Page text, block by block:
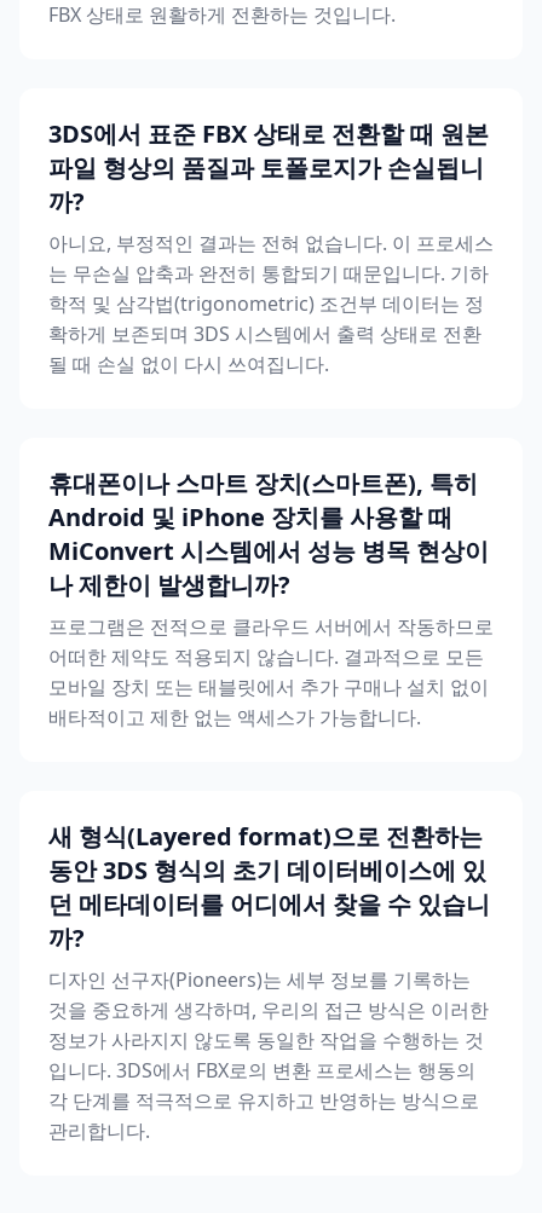
FBX 상태로 원활하게 전환하는 것입니다.
3DS에서 표준 FBX 상태로 전환할 때 원본
파일 형상의 품질과 토폴로지가 손실됩니
까?
아니요, 부정적인 결과는 전혀 없습니다. 이 프로세스
는 무손실 압축과 완전히 통합되기 때문입니다. 기하
학적 및 삼각법(trigonometric) 조건부 데이터는 정
확하게 보존되며 3DS 시스템에서 출력 상태로 전환
될 때 손실 없이 다시 쓰여집니다.
휴대폰이나 스마트 장치(스마트폰), 특히
Android 및 iPhone 장치를 사용할 때
MiConvert 시스템에서 성능 병목 현상이
나 제한이 발생합니까?
프로그램은 전적으로 클라우드 서버에서 작동하므로
어떠한 제약도 적용되지 않습니다. 결과적으로 모든
모바일 장치 또는 태블릿에서 추가 구매나 설치 없이
배타적이고 제한 없는 액세스가 가능합니다.
새 형식(Layered format)으로 전환하는
동안 3DS 형식의 초기 데이터베이스에 있
던 메타데이터를 어디에서 찾을 수 있습니
까?
디자인 선구자(Pioneers)는 세부 정보를 기록하는
것을 중요하게 생각하며, 우리의 접근 방식은 이러한
정보가 사라지지 않도록 동일한 작업을 수행하는 것
입니다. 3DS에서 FBX로의 변환 프로세스는 행동의
각 단계를 적극적으로 유지하고 반영하는 방식으로
관리합니다.